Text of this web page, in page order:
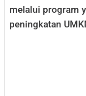
melalui program
peningkatan